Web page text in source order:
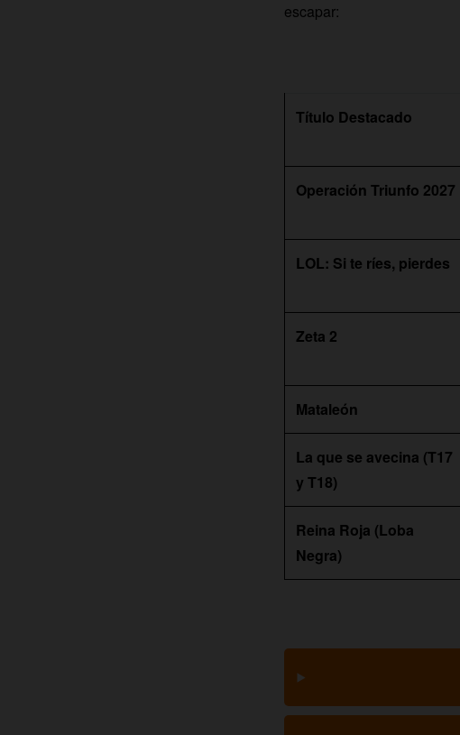
escapar:
Título Destacado
Operación Triunfo 2027
LOL: Si te ríes, pierdes
Zeta 2
Mataleón
La que se avecina (T17
y T18)
Reina Roja (Loba
Negra)